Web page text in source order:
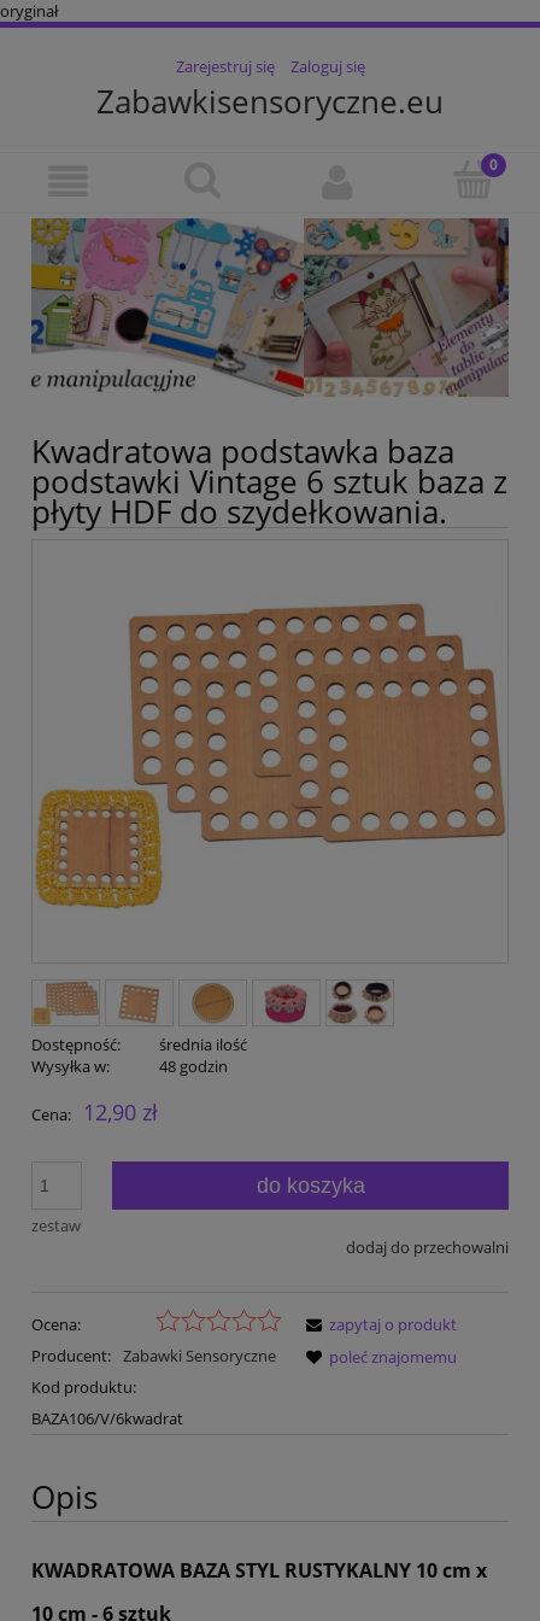
oryginał
Zarejestruj się Zaloguj się
Zabawkisensoryczne.eu
Kwadratowa podstawka baza
podstawki Vintage 6 sztuk baza z
płyty HDF do szydełkowania.
Dostępność:
średnia ilość
Wysyłka w:
48 godzin
Cena: 12,90 zł
zestaw
do koszyka
dodaj do przechowalni
Ocena:
Producent: Zabawki Sensoryczne
Kod produktu:
BAZA106/V/6kwadrat
zapytaj o produkt
poleć znajomemu
Opis
KWADRATOWA BAZA STYL RUSTYKALNY 10 cm x
10 cm - 6 sztuk